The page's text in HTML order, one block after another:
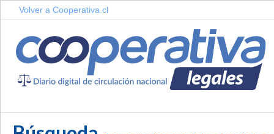
Volver a Cooperativa.cl